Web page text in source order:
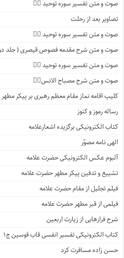
صوت و متن تفسیر سوره توحید ۳️⃣
تصاویر بعد از رحلت
صوت و متن تفسیر سوره توحید ۲️⃣
صوت و متن شرح مقدمه فصوص قیصری ( جلد
صوت و متن تفسیر سوره توحید ۱️⃣
صوت و متن شرح مصباح الانس۸⃣
کلیپ اقامه نماز مقام معظم رهبری بر پیکر
رساله رموز و کنوز
کتاب الکترونیکی برگزیده اشعارعلامه
الهی نامه مصوّر
آلبوم عکس الکترونیکی حضرت علامه
تشییع و تدفین پیکر مطهر حضرت علامه
فیلم تجلیل از مقام حضرت علامه
فیلمی از قبر مطهر حضرت علامه
شرح فرازهایی از زیارت اربعین
کتاب الکترونیکی تفسیر انفسی قاب قوسین ج۱
حسن زاده مسافرت کرد